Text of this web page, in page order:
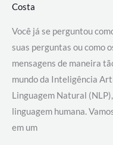
Costa
Você já se perguntou
suas perguntas ou como
mensagens de maneira
mundo da Inteligência
Linguagem Natural
linguagem humana.
em um